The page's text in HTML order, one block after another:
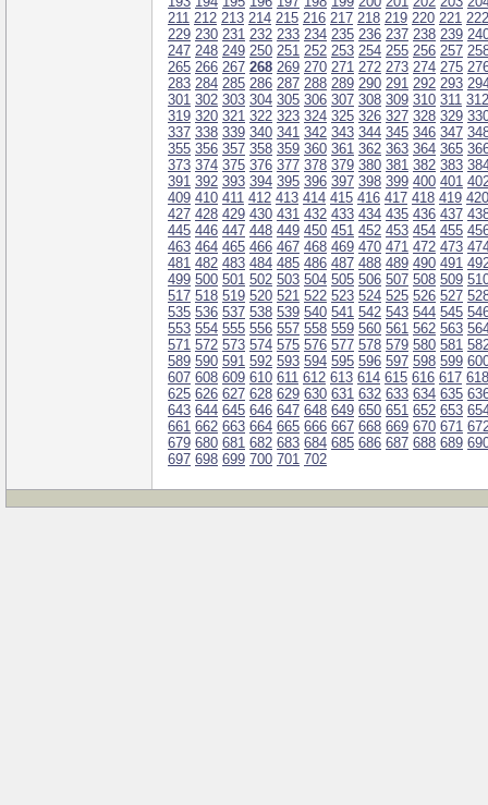
211 212 213 214 215 216 217 218 219 220 221 222
229 230 231 232 233 234 235 236 237 238 239
247 248 249 250 251 252 253 254 255 256 257
265 266 267 268 269 270 271 272 273 274 275
283 284 285 286 287 288 289 290 291 292 293
301 302 303 304 305 306 307 308 309 310 311 312
319 320 321 322 323 324 325 326 327 328 329
337 338 339 340 341 342 343 344 345 346 347
355 356 357 358 359 360 361 362 363 364 365
373 374 375 376 377 378 379 380 381 382 383
391 392 393 394 395 396 397 398 399 400 401
409 410 411 412 413 414 415 416 417 418 419 420
427 428 429 430 431 432 433 434 435 436 437
445 446 447 448 449 450 451 452 453 454 455
463 464 465 466 467 468 469 470 471 472 473
481 482 483 484 485 486 487 488 489 490 491
499 500 501 502 503 504 505 506 507 508 509
517 518 519 520 521 522 523 524 525 526 527
535 536 537 538 539 540 541 542 543 544 545
553 554 555 556 557 558 559 560 561 562 563
571 572 573 574 575 576 577 578 579 580 581
589 590 591 592 593 594 595 596 597 598 599
607 608 609 610 611 612 613 614 615 616 617 618
625 626 627 628 629 630 631 632 633 634 635
643 644 645 646 647 648 649 650 651 652 653
661 662 663 664 665 666 667 668 669 670 671
679 680 681 682 683 684 685 686 687 688 689
697 698 699 700 701 702